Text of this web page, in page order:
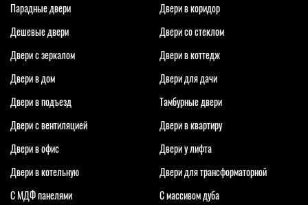
Парадные двери
Двери в коридор
Дешевые двери
Двери со стеклом
Двери с зеркалом
Двери в коттедж
Двери в дом
Двери для дачи
Двери в подъезд
Тамбурные двери
Двери с вентиляцией
Двери в квартиру
Двери в офис
Двери у лифта
Двери в котельную
Двери для трансформаторной
С МДФ панелями
С массивом дуба